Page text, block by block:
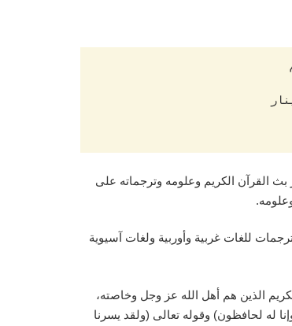
القرآن الكريم وعلومه وترجماته على
الاستماع 55 مليون مستمع من 249 دولة واقليم حول العالم استمعوا إلى 125 إذاعة بـ53 ترجمة بين ترجمات للغات غربية وأوربية ولغات آسيوية
الذين هم أهل الله عز وجل وخاصته،
له لحافظون) وقوله تعالى (ولقد يسرنا